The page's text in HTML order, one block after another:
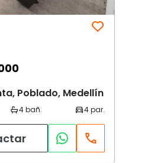
Poblado, Medellín